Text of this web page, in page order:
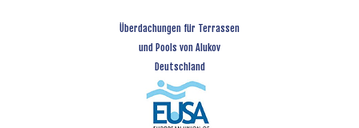
Überdachungen für Terrassen
und Pools von Alukov
Deutschland